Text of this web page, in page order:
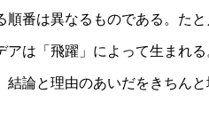
番は異なるものである。た
は「飛躍」によって生まれ
論と理由のあいだをきちん